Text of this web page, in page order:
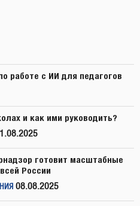
работе с ИИ для педагогов
и как ими руководить?
готовит масштабные
России
08.08.2025